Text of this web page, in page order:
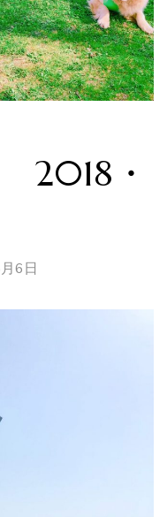
・
6日